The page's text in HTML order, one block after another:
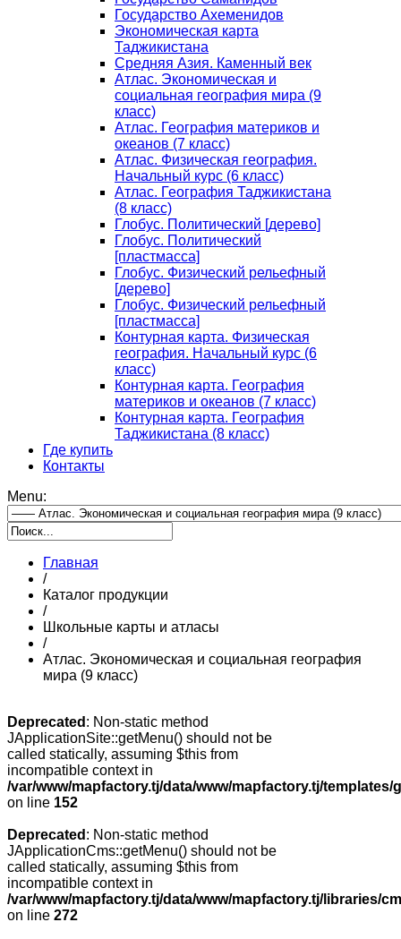
Государство Ахеменидов
Экономическая карта
Таджикистана
Средняя Азия. Каменный век
Атлас. Экономическая и
социальная география мира (9
класс)
Атлас. География материков и
океанов (7 класс)
Атлас. Физическая география.
Начальный курс (6 класс)
Атлас. География Таджикистана
(8 класс)
Глобус. Политический [дерево]
Глобус. Политический
[пластмасса]
Глобус. Физический рельефный
[дерево]
Глобус. Физический рельефный
[пластмасса]
Контурная карта. Физическая
география. Начальный курс (6
класс)
Контурная карта. География
материков и океанов (7 класс)
Контурная карта. География
Таджикистана (8 класс)
Где купить
Контакты
Menu:
Главная
/
Каталог продукции
/
Школьные карты и атласы
/
Атлас. Экономическая и социальная география
мира (9 класс)
Deprecated : Non-static method
JApplicationSite::getMenu() should not be
called statically, assuming $this from
incompatible context in
/var/www/mapfactory.tj/data/www/mapfactory.tj/
on line 152
Deprecated : Non-static method
JApplicationCms::getMenu() should not be
called statically, assuming $this from
incompatible context in
/var/www/mapfactory.tj/data/www/mapfactory.tj/libraries/
on line 272